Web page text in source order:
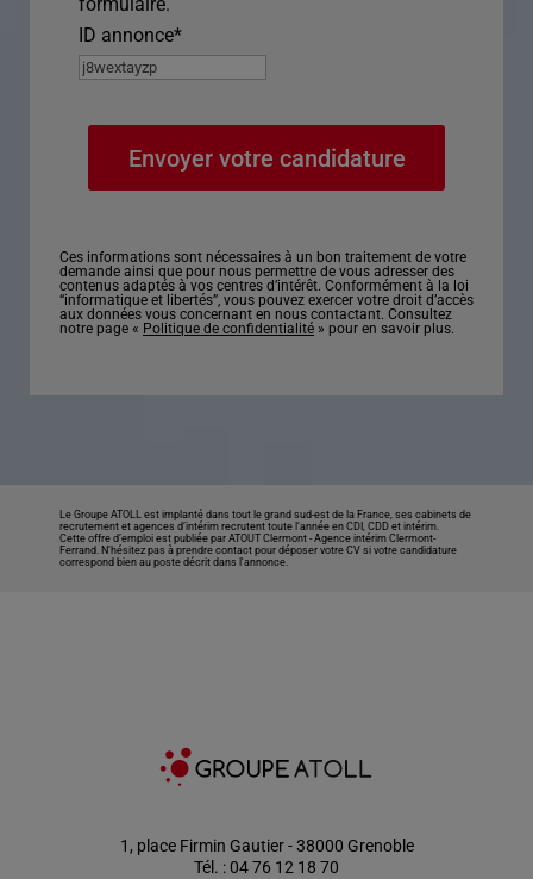
ID annonce*
Ces informations sont nécessaires à un bon traitement de votre
demande ainsi que pour nous permettre de vous adresser des
contenus adaptés à vos centres d’intérêt. Conformément à la loi
“informatique et libertés”, vous pouvez exercer votre droit d’accès
aux données vous concernant en nous contactant. Consultez
notre page « Politique de confidentialité » pour en savoir plus.
Le Groupe ATOLL est implanté dans tout le grand sud-est de la France, ses cabinets de
recrutement et agences d’intérim recrutent toute l’année en CDI, CDD et intérim.
Cette offre d’emploi est publiée par ATOUT Clermont -Agence intérim Clermont-
Ferrand. N’hésitez pas à prendre contact pour déposer votre CV si votre candidature
correspond bien au poste décrit dans l'annonce.
1, place Firmin Gautier - 38000 Grenoble
Tél. : 04 76 12 18 70